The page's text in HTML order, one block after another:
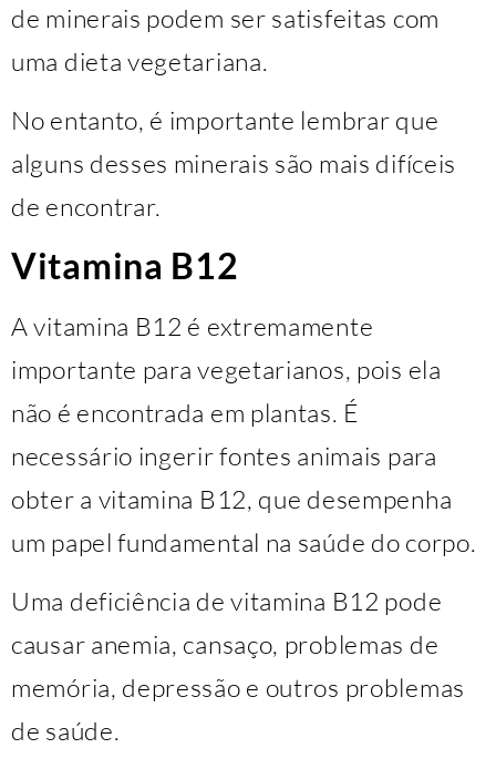
de minerais podem ser satisfeitas com
uma dieta vegetariana.
No entanto, é importante lembrar que
alguns desses minerais são mais difíceis
de encontrar.
Vitamina B12
A vitamina B12 é extremamente
importante para vegetarianos, pois ela
não é encontrada em plantas. É
necessário ingerir fontes animais para
obter a vitamina B12, que desempenha
um papel fundamental na saúde do corpo.
Uma deficiência de vitamina B12 pode
causar anemia, cansaço, problemas de
memória, depressão e outros problemas
de saúde.